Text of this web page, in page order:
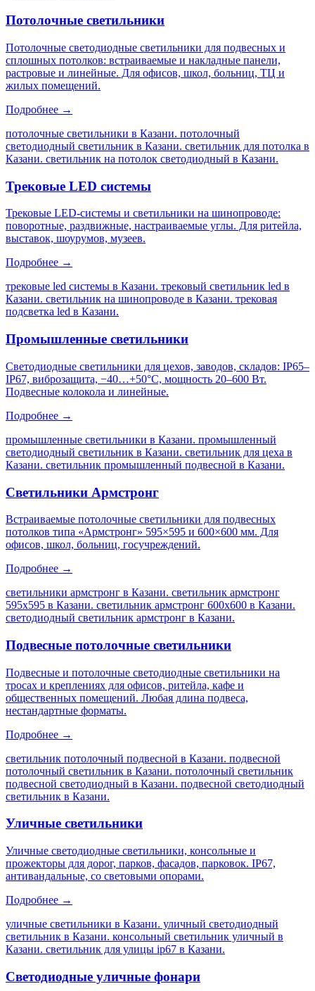
Потолочные светильники
Потолочные светодиодные светильники для подвесных и
сплошных потолков: встраиваемые и накладные панели,
растровые и линейные. Для офисов, школ, больниц, ТЦ и
жилых помещений.
Подробнее →
потолочные светильники в Казани. потолочный
светодиодный светильник в Казани. светильник для потолка в
Казани. светильник на потолок светодиодный в Казани.
Трековые LED системы
Трековые LED-системы и светильники на шинопроводе:
поворотные, раздвижные, настраиваемые углы. Для ритейла,
выставок, шоурумов, музеев.
Подробнее →
трековые led системы в Казани. трековый светильник led в
Казани. светильник на шинопроводе в Казани. трековая
подсветка led в Казани.
Промышленные светильники
Светодиодные светильники для цехов, заводов, складов: IP65–
IP67, виброзащита, −40…+50°C, мощность 20–600 Вт.
Подвесные колокола и линейные.
Подробнее →
промышленные светильники в Казани. промышленный
светодиодный светильник в Казани. светильник для цеха в
Казани. светильник промышленный подвесной в Казани.
Светильники Армстронг
Встраиваемые потолочные светильники для подвесных
потолков типа «Армстронг» 595×595 и 600×600 мм. Для
офисов, школ, больниц, госучреждений.
Подробнее →
светильники армстронг в Казани. светильник армстронг
595х595 в Казани. светильник армстронг 600х600 в Казани.
светодиодный светильник армстронг в Казани.
Подвесные потолочные светильники
Подвесные и потолочные светодиодные светильники на
тросах и креплениях для офисов, ритейла, кафе и
общественных помещений. Любая длина подвеса,
нестандартные форматы.
Подробнее →
светильник потолочный подвесной в Казани. подвесной
потолочный светильник в Казани. потолочный светильник
подвесной светодиодный в Казани. подвесной светодиодный
светильник в Казани.
Уличные светильники
Уличные светодиодные светильники, консольные и
прожекторы для дорог, парков, фасадов, парковок. IP67,
антивандальные, со световыми опорами.
Подробнее →
уличные светильники в Казани. уличный светодиодный
светильник в Казани. консольный светильник уличный в
Казани. светильник для улицы ip67 в Казани.
Светодиодные уличные фонари